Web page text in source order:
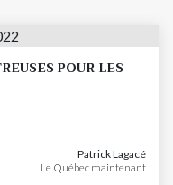
POUR LES
Patrick Lagacé
Le Québec maintenant